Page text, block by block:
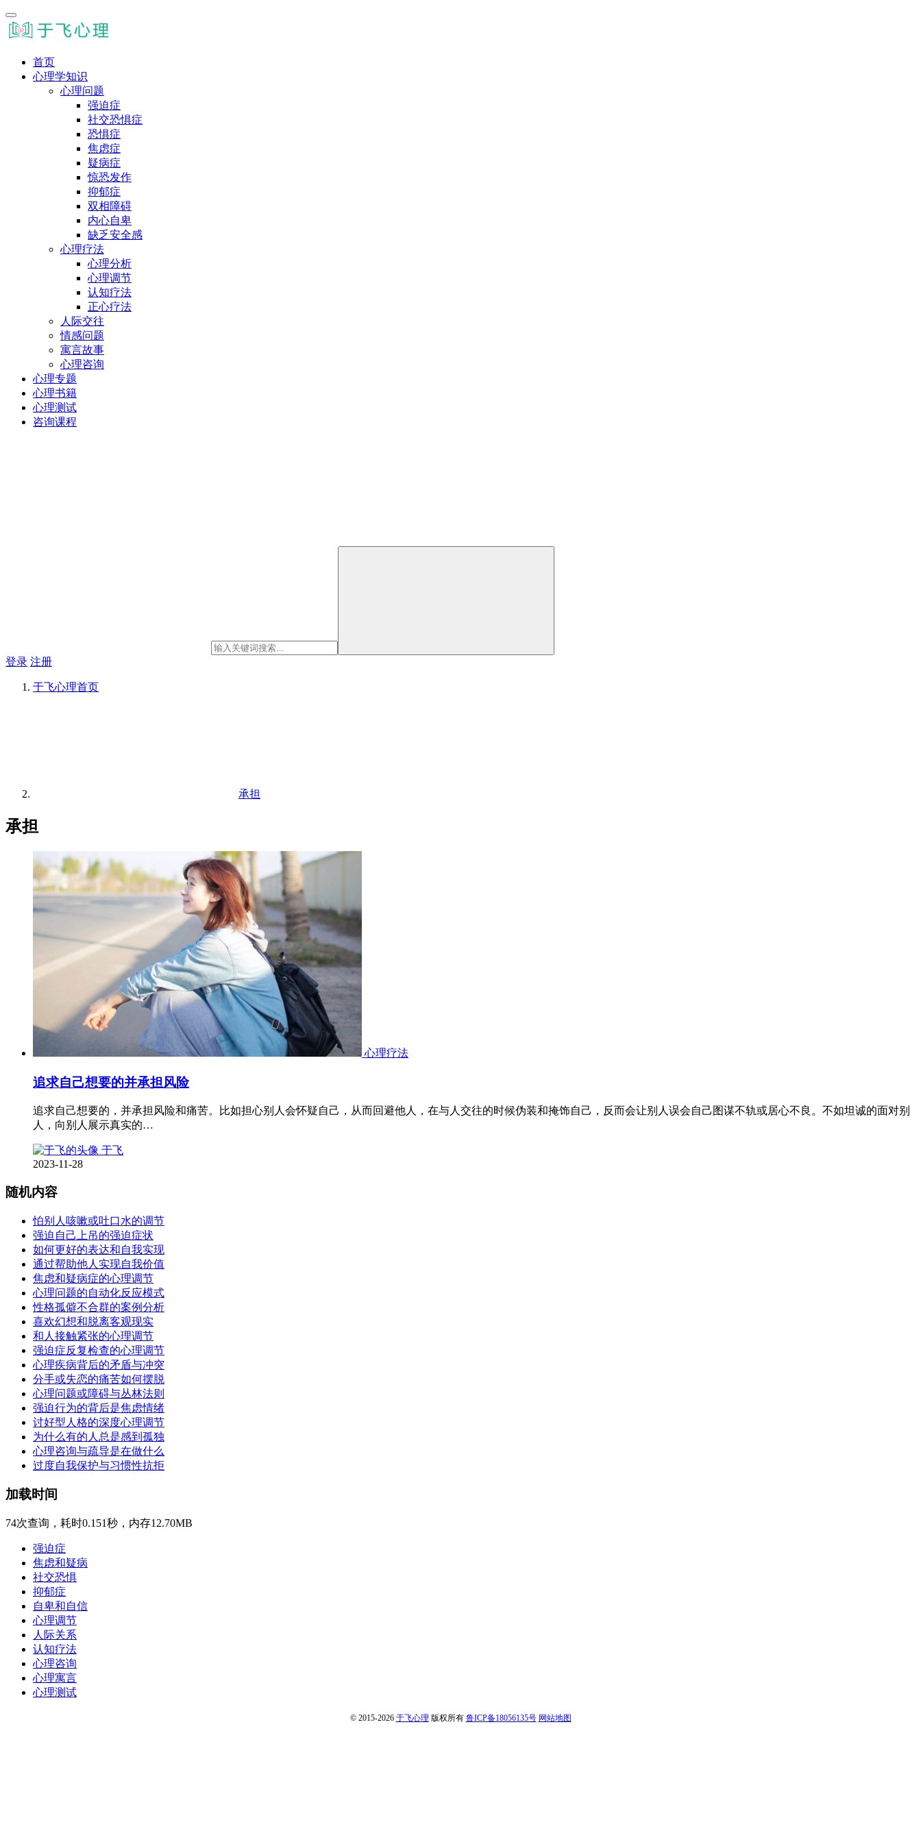
首页
心理学知识
心理问题
强迫症
社交恐惧症
恐惧症
焦虑症
疑病症
惊恐发作
抑郁症
双相障碍
内心自卑
缺乏安全感
心理疗法
心理分析
心理调节
认知疗法
正心疗法
人际交往
情感问题
寓言故事
心理咨询
心理专题
心理书籍
心理测试
咨询课程
登录 注册
于飞心理首页
承担
承担
心理疗法
追求自己想要的并承担风险
追求自己想要的，并承担风险和痛苦。比如担心别人会怀疑自己，从而回避他人，在与人交往的时候伪装和掩饰自己，反而会让别人误会自己图谋不轨或居心不良。不如坦诚的面对别
人，向别人展示真实的…
于飞
2023-11-28
随机内容
怕别人咳嗽或吐口水的调节
强迫自己上吊的强迫症状
如何更好的表达和自我实现
通过帮助他人实现自我价值
焦虑和疑病症的心理调节
心理问题的自动化反应模式
性格孤僻不合群的案例分析
喜欢幻想和脱离客观现实
和人接触紧张的心理调节
强迫症反复检查的心理调节
心理疾病背后的矛盾与冲突
分手或失恋的痛苦如何摆脱
心理问题或障碍与丛林法则
强迫行为的背后是焦虑情绪
讨好型人格的深度心理调节
为什么有的人总是感到孤独
心理咨询与疏导是在做什么
过度自我保护与习惯性抗拒
加载时间
74次查询，耗时0.151秒，内存12.70MB
强迫症
焦虑和疑病
社交恐惧
抑郁症
自卑和自信
心理调节
人际关系
认知疗法
心理咨询
心理寓言
心理测试
© 2015-2026 于飞心理 版权所有 鲁ICP备18056135号 网站地图